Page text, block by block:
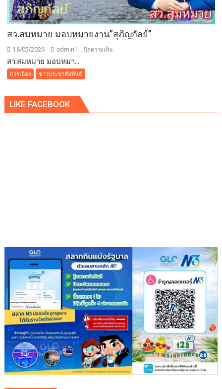
สว.สมหมาย มอบหมายงาน”สุภิญกัลย์”
18/05/2026 admin1 ปิดความเห็น
ญกัลย์”
สว.สมหมาย มอบหมา...
การเมือง ข่าวประชาสัมพันธ์
LIKE FACEBOOK